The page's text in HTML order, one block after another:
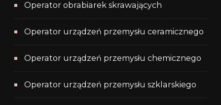
Operator obrabiarek skrawających
Operator urządzeń przemysłu ceramicznego
Operator urządzeń przemysłu chemicznego
Operator urządzeń przemysłu szklarskiego